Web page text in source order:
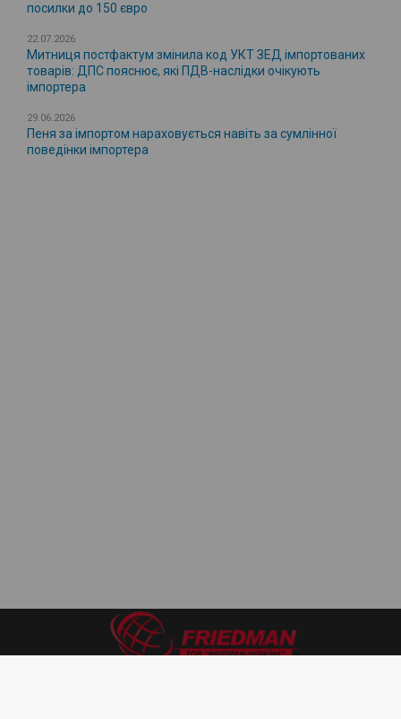
посилки до 150 євро
22.07.2026
Митниця постфактум змінила код УКТ ЗЕД імпортованих
товарів: ДПС пояснює, які ПДВ-наслідки очікують
імпортера
29.06.2026
Пеня за імпортом нараховується навіть за сумлінної
поведінки імпортера